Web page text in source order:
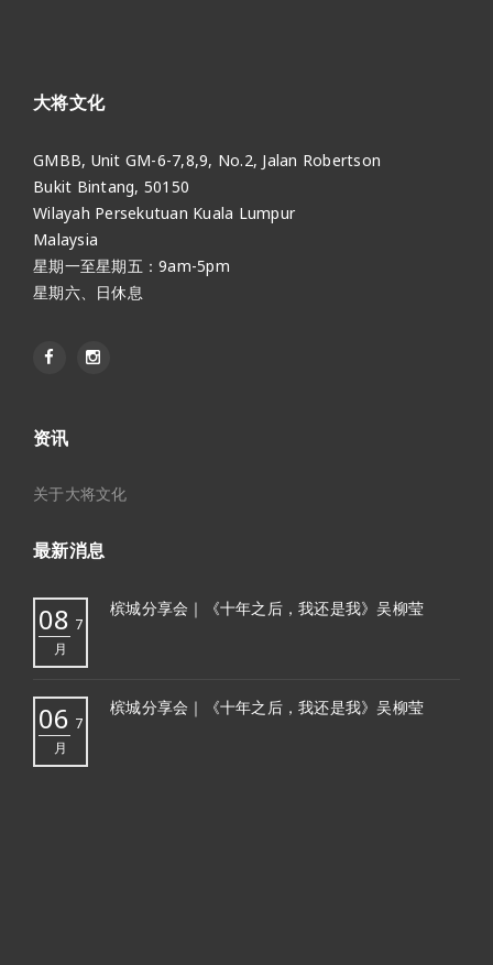
大将文化
GMBB, Unit GM-6-7,8,9, No.2, Jalan Robertson
Bukit Bintang, 50150
Wilayah Persekutuan Kuala Lumpur
Malaysia
星期一至星期五：9am-5pm
星期六、日休息
资讯
关于大将文化
最新消息
08 7
月
槟城分享会｜《十年之后，我还是我》吴柳莹
06 7
月
槟城分享会｜《十年之后，我还是我》吴柳莹